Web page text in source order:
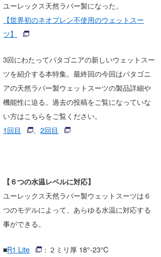
ユーレックス天然ラバー製になった。
【世界初のネオプレン不使用のウェットスー
ツ】
3回にわたってパタゴニアの新しいウェットスー
ツを紹介する本特集。最終回の今回はパタゴニ
アの天然ラバー製ウェットスーツの製品詳細や
機能性に迫る。過去の投稿をご覧になっていな
い方はこちらをご覧ください。
1回目
、2回目
【６つの水温レベルに対応】
ユーレックス天然ラバー製ウェットスーツは６
つのモデルによって、あらゆる水温に対応する
事ができる。
■R1 Lite
：２ミリ厚 18°-23℃
沖縄
ライター/寄稿メディア
Core Surf Japan
Yasunari Inoue
arukasvision
DELTA FORCE SURF
Colors MAGAZINE
福島寿実子
嵯峨明日香
進士剛光
波伝説スタッフ
+☆maki☆+
Aichan